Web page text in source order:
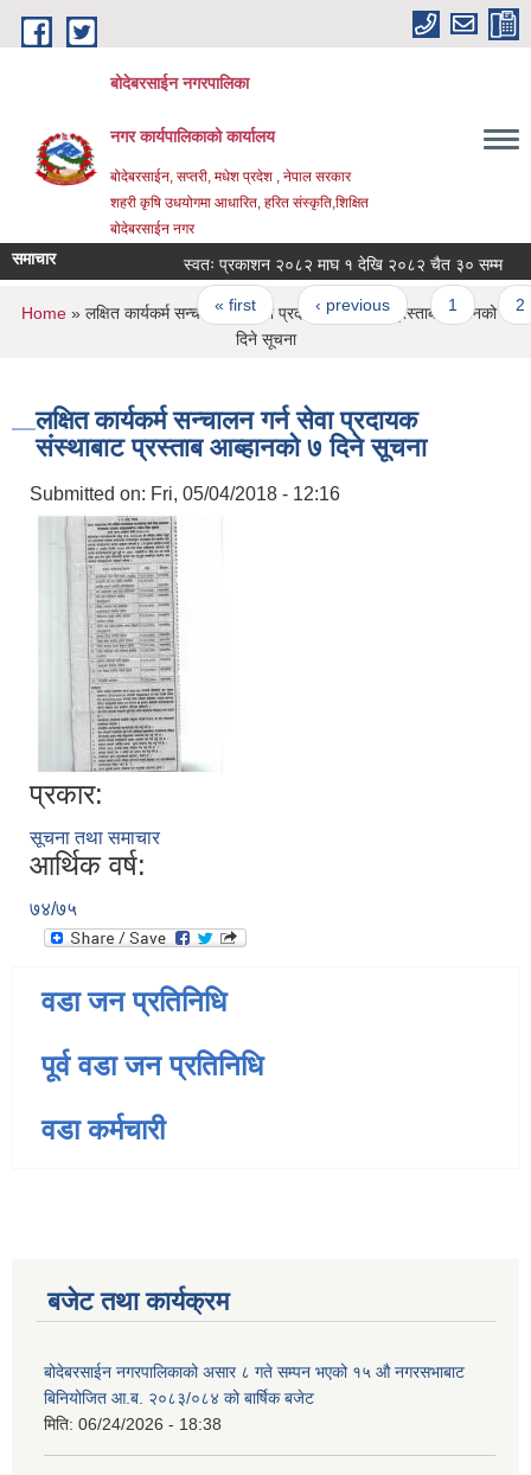
Skip to main content
बोदेबरसाईन नगरपालिका
नगर कार्यपालिकाको कार्यालय
बोदेबरसाईन, सप्तरी, मधेश प्रदेश , नेपाल सरकार
शहरी कृषि उधयोगमा आधारित, हरित संस्कृति,शिक्षित
बोदेबरसाईन नगर
समाचार स्वतः प्रकाशन २०८२ माघ १ देखि २०८२ चैत ३० सम्म
Pages
« first ‹ previous 1 2
You are here
Home» लक्षित कार्यकर्म सन्चालन गर्न सेवा प्रदायक संस्थाबाट प्रस्ताब आब्हानको ७
दिने सूचना
लक्षित कार्यकर्म सन्चालन गर्न सेवा प्रदायक
संस्थाबाट प्रस्ताब आब्हानको ७ दिने सूचना
Submitted on: Fri, 05/04/2018 - 12:16
प्रकार:
सूचना तथा समाचार
आर्थिक वर्ष:
७४/७५
वडा जन प्रतिनिधि
पूर्व वडा जन प्रतिनिधि
वडा कर्मचारी
बजेट तथा कार्यक्रम
बोदेबरसाईन नगरपालिकाको असार ८ गते सम्पन भएको १५ ‍‍‍औ नगरसभाबाट
बिनियोजित आ.ब. २०८३/०८४ को बार्षिक बजेट
मिति: 06/24/2026 - 18:38